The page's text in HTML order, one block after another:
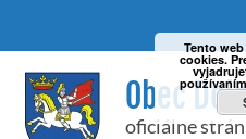
Obec
oficiálne
Tento
cookies.